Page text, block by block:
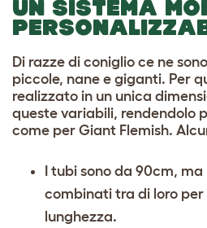
UN SISTEMA
Di razze di coniglio ce ne
piccole, nane e giganti. Per
realizzato in un unica
queste variabili, rendendolo
come per Giant Flemish.
I tubi sono da 90cm,
combinati tra di loro
lunghezza.